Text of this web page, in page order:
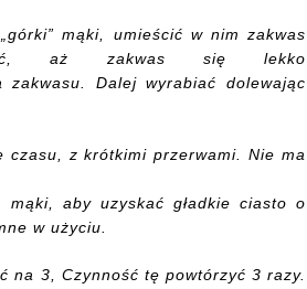
mąki, umieścić w nim zakwas
aż zakwas się lekko
zakwasu. Dalej wyrabiać dolewając
czasu, z krótkimi przerwami.Nie ma
mąki, aby uzyskać gładkie ciasto o
w użyciu.
na 3, Czynność tę powtórzyć 3 razy.